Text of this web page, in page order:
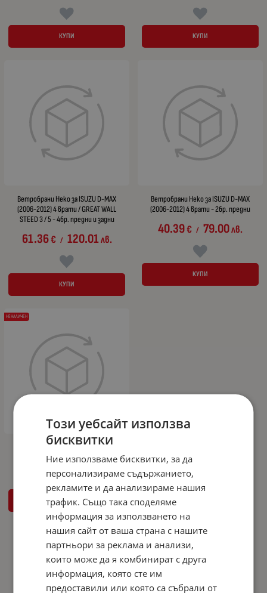
КУПИ КУПИ
Ветробрани Heko за ISUZU D-MAX
(2006-2012) 4 врати / GREAT WALL
STEED 3 / 5 - 4бр. предни и задни
61.36€ / 120.01лв.
КУПИ
Ветробрани Heko за ISUZU D-MAX
(2006-2012) 4 врати - 2бр. предни
40.39€ / 79.00лв.
КУПИ
Ветробрани Heko за ISUZU RODEO
(1994-1997) 5 врати - 2бр. предни
ДЕТАЙЛИ
НЕНАЛИЧЕН
На страница по:
Този уебсайт използва
бисквитки
Ние използваме бисквитки, за да
персонализираме съдържанието,
рекламите и да анализираме нашия
трафик. Също така споделяме
информация за използването на
нашия сайт от ваша страна с нашите
партньори за реклама и анализи,
които може да я комбинират с друга
информация, която сте им
предоставили или която са събрали от